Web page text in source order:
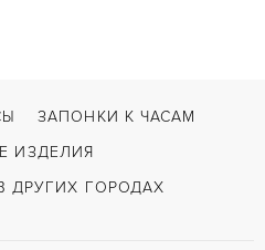
ЗАПОНКИ К ЧАСАМ
ИЗДЕЛИЯ
ДРУГИХ ГОРОДАХ